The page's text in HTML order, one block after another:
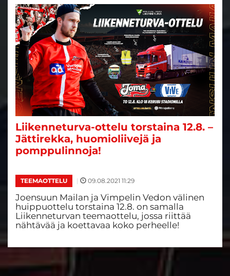
Liikenneturva-ottelu torstaina 12.8. –
Jättirekka, huomioliivejä ja
pomppulinnoja!
TEEMAOTTELU | 09.08.2021 11:29
Joensuun Mailan ja Vimpelin Vedon välinen
huippuottelu torstaina 12.8. on samalla
Liikenneturvan teemaottelu, jossa riittää
nähtävää ja koettavaa koko perheelle!